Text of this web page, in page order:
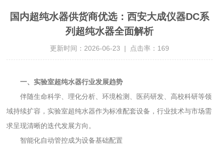
国内超纯水器供货商优选：西安大成仪器DC系
列超纯水器全面解析
更新时间：2026-06-23 | 点击率：169
一、实验室超纯水器行业发展趋势
伴随生命科学、理化分析、环境检测、医药研发、高校科研等领
域持续扩容，实验室超纯水器作为标准配套设备，行业技术与市场需
求呈现清晰的迭代发展方向。
智能化自动管控成为设备基础配置